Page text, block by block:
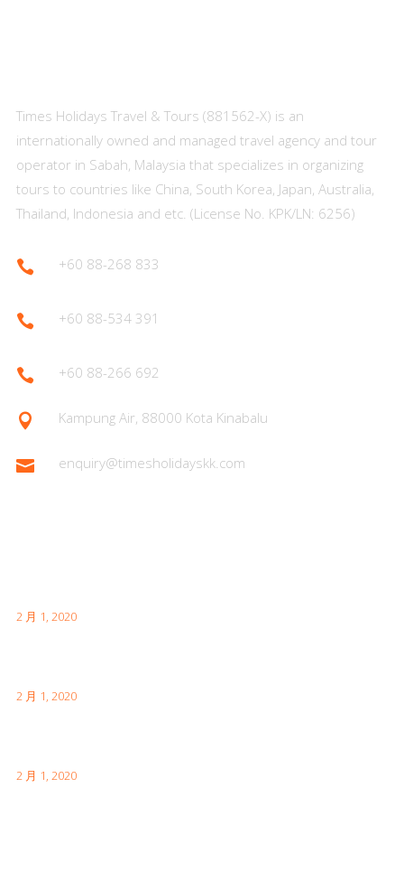
Times Holidays Travel & Tours (881562-X) is an
internationally owned and managed travel agency and tour
operator in Sabah, Malaysia that specializes in organizing
tours to countries like China, South Korea, Japan, Australia,
Thailand, Indonesia and etc. (License No. KPK/LN: 6256)
 +60 88-268 833
 +60 88-534 391
 +60 88-266 692
 Kampung Air, 88000 Kota Kinabalu
 enquiry@timesholidayskk.com
2 月 1, 2020
2 月 1, 2020
2 月 1, 2020